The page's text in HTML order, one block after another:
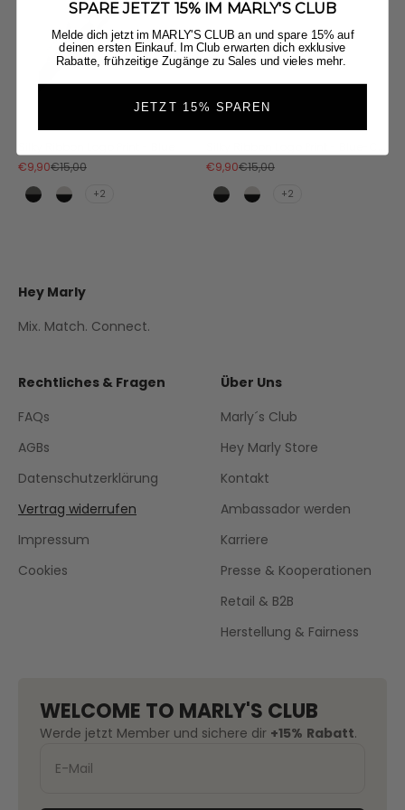
Angebot
€9,90Regulärer Preis
€15,00
Black/Antracite
Black/Crema
+2
Angebot
€9,90Regulärer Preis
€15,00
Black/Antracite
Black/Crema
+2
Hey Marly
Mix. Match. Connect.
Rechtliches & Fragen
FAQs
AGBs
Datenschutzerklärung
Vertrag widerrufen
Impressum
Cookies
Über Uns
Marly´s Club
Hey Marly Store
Kontakt
Ambassador werden
Karriere
Presse & Kooperationen
Retail & B2B
Herstellung & Fairness
WELCOME TO MARLY'S CLUB
Werde jetzt Member und sichere dir +15% Rabatt.
SPARE JETZT 15% IM MARLY'S CLUB
Melde dich jetzt im MARLY'S CLUB an und spare 15% auf
deinen ersten Einkauf. Im Club erwarten dich exklusive
Rabatte, frühzeitige Zugänge zu Sales und vieles mehr.
JETZT 15% SPAREN